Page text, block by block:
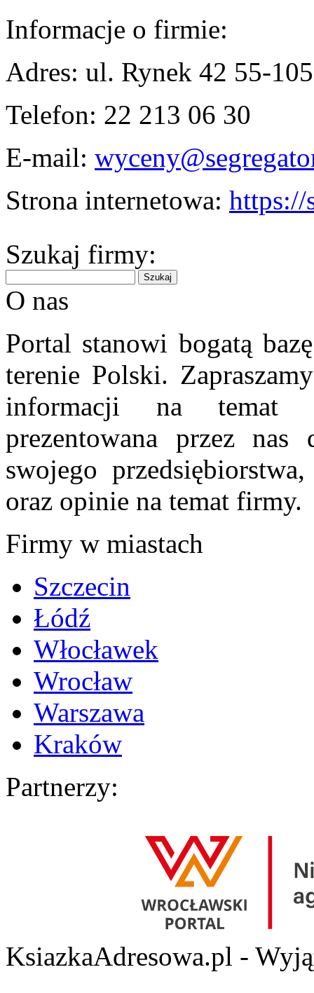
Informacje o firmie:
Adres: ul. Rynek 42 55-
Telefon: 22 213 06 30
E-mail:
Strona internetowa: https://
Szukaj firmy:
O nas
Portal stanowi bogatą
terenie Polski.
informacji na temat
prezentowana przez nas
swojego
oraz opinie na temat firmy.
Firmy w miastach
Szczecin
Łódź
Włocławek
Wrocław
Warszawa
Kraków
Partnerzy:
KsiazkaAdresowa.pl -